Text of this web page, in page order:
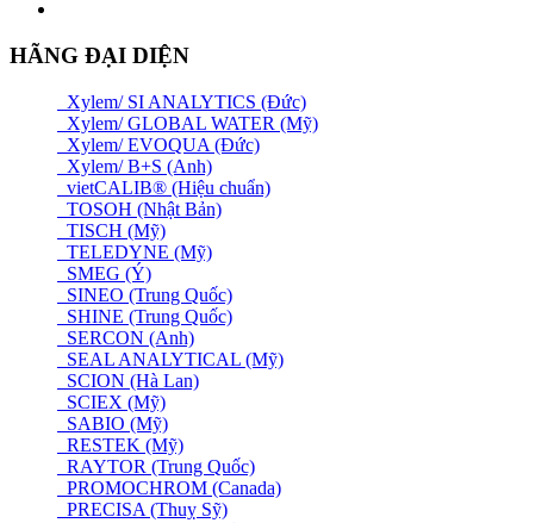
HÃNG ĐẠI DIỆN
Xylem/ SI ANALYTICS (Đức)
Xylem/ GLOBAL WATER (Mỹ)
Xylem/ EVOQUA (Đức)
Xylem/ B+S (Anh)
vietCALIB® (Hiệu chuẩn)
TOSOH (Nhật Bản)
TISCH (Mỹ)
TELEDYNE (Mỹ)
SMEG (Ý)
SINEO (Trung Quốc)
SHINE (Trung Quốc)
SERCON (Anh)
SEAL ANALYTICAL (Mỹ)
SCION (Hà Lan)
SCIEX (Mỹ)
SABIO (Mỹ)
RESTEK (Mỹ)
RAYTOR (Trung Quốc)
PROMOCHROM (Canada)
PRECISA (Thuỵ Sỹ)